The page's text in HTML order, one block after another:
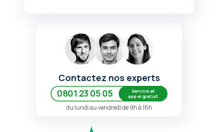
Contactez nos experts
0801 23 05 05
Service et
appel gratuit
du lundi au vendredi de 9h à 18h